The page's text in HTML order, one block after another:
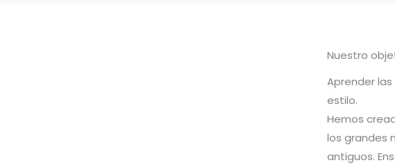
Nuestro
Aprender
estilo.
Hemos
los grandes
antiguos.